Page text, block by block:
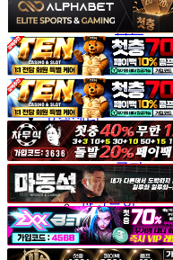
후방주의
움짤
스포츠
기타
야썰
고객센터
공지&이벤트
공지
1:1문의
광고문의